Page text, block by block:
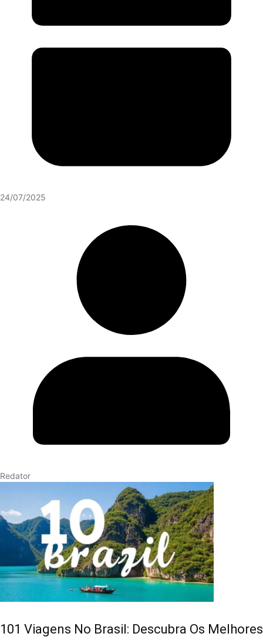
24/07/2025
Redator
101 Viagens No Brasil: Descubra Os Melhores